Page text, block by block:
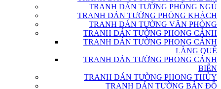
TRANH DÁN TƯỜNG PHÒNG NGỦ
TRANH DÁN TƯỜNG PHÒNG KHÁCH
TRANH DÁN TƯỜNG VĂN PHÒNG
TRANH DÁN TƯỜNG PHONG CẢNH
TRANH DÁN TƯỜNG PHONG CẢNH
LÀNG QUÊ
TRANH DÁN TƯỜNG PHONG CẢNH
BIỂN
TRANH DÁN TƯỜNG PHONG THỦY
TRANH DÁN TƯỜNG BẢN ĐỒ